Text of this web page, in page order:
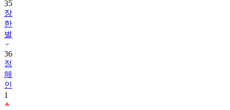
한
별
36
정
해
인
1
37
언